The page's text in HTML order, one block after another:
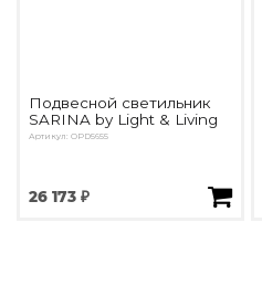
Подвесной светильник
SARINA by Light & Living
Артикул: OPD5655
26 173 ₽